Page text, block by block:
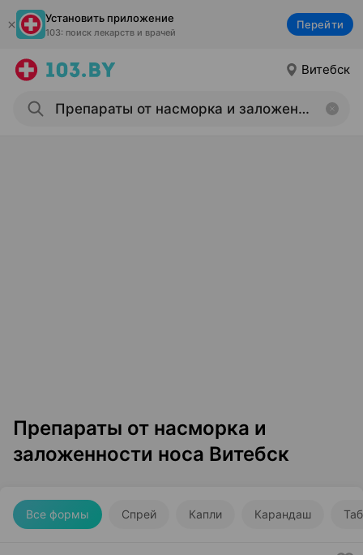
Установить приложение
103: поиск лекарств и врачей
Перейти
Витебск
Препараты от насморка и
заложенности носа Витебск
Все формы Спрей Капли Карандаш